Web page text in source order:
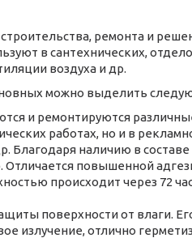
ремонта и
в сантехнических,
воздуха и др.
можно выделить
и ремонтируются
работах, но и в
Благодаря наличию в
повышенной
происходит через 72
поверхности от влаги.
излучение, отлично